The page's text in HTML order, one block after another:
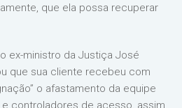
que ela possa recuperar
ex-ministro da Justiça José
que sua cliente recebeu com
o afastamento da equipe
controladores de acesso, assim